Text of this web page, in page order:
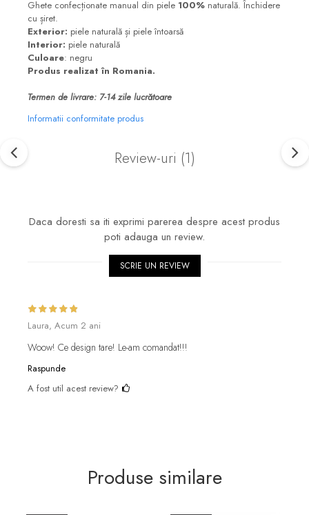
Ghete confecționate manual din piele 100% naturală. Închidere
cu șiret.
Exterior: piele naturală și piele întoarsă
Interior: piele naturală
Culoare: negru
Produs realizat în Romania.
Termen de livrare: 7-14 zile lucrătoare
Informatii conformitate produs
Review-uri (1)
Daca doresti sa iti exprimi parerea despre acest produs
poti adauga un review.
SCRIE UN REVIEW
Laura, Acum 2 ani
Woow! Ce design tare! Le-am comandat!!!
Raspunde
A fost util acest review?
Produse similare